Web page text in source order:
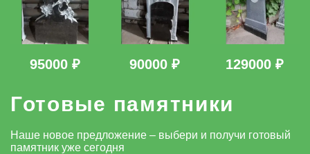
95000 ₽ 90000 ₽ 129000 ₽
Готовые памятники
Наше новое предложение – выбери и получи готовый
памятник уже сегодня